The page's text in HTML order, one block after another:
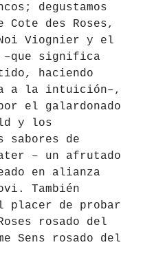
degustamos
Cote des Roses,
Viognier y el
–que significa
haciendo
a la intuición–,
el galardonado
y los
sabores de
– un afrutado
en alianza
También
placer de probar
rosado del
Sens rosado del